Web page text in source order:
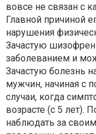
вовсе не связан с
Главной причиной
нарушения
Зачастую
заболеванием и
Зачастую болезнь
мужчин, начиная с
случаи, когда
возрасте (с 5 лет).
наблюдать за